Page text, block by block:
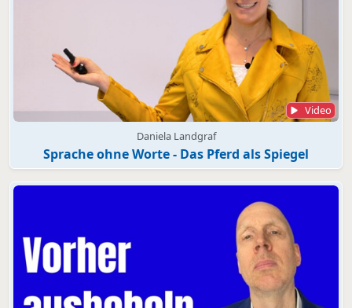
Video
Daniela Landgraf
Sprache ohne Worte - Das Pferd als Spiegel